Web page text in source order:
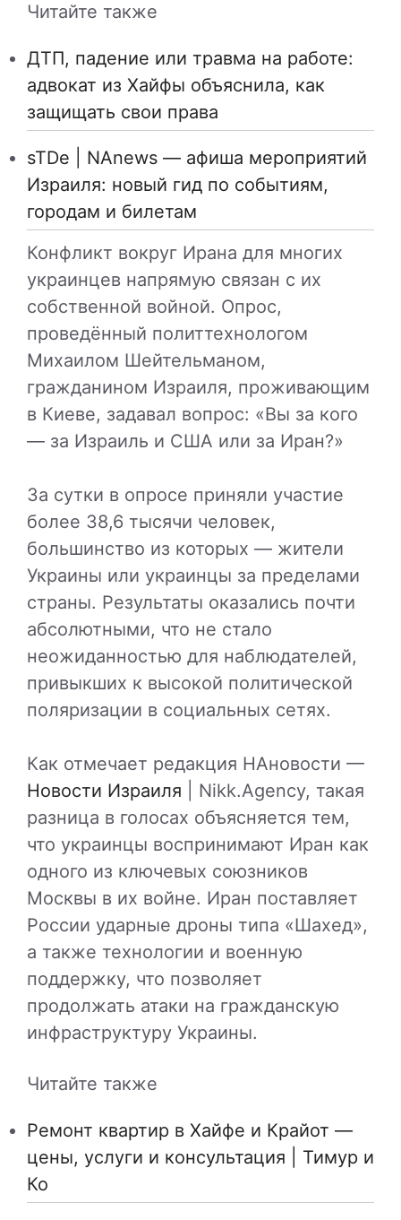
Читайте также
ДТП, падение или травма на работе:
адвокат из Хайфы объяснила, как
защищать свои права
sTDe | NAnews — афиша мероприятий
Израиля: новый гид по событиям,
городам и билетам
Конфликт вокруг Ирана для многих
украинцев напрямую связан с их
собственной войной. Опрос,
проведённый политтехнологом
Михаилом Шейтельманом,
гражданином Израиля, проживающим
в Киеве, задавал вопрос: «Вы за кого
— за Израиль и США или за Иран?»
За сутки в опросе приняли участие
более 38,6 тысячи человек,
большинство из которых — жители
Украины или украинцы за пределами
страны. Результаты оказались почти
абсолютными, что не стало
неожиданностью для наблюдателей,
привыкших к высокой политической
поляризации в социальных сетях.
Как отмечает редакция НАновости —
Новости Израиля | Nikk.Agency, такая
разница в голосах объясняется тем,
что украинцы воспринимают Иран как
одного из ключевых союзников
Москвы в их войне. Иран поставляет
России ударные дроны типа «Шахед»,
а также технологии и военную
поддержку, что позволяет
продолжать атаки на гражданскую
инфраструктуру Украины.
Читайте также
Ремонт квартир в Хайфе и Крайот —
цены, услуги и консультация | Тимур и
Ко